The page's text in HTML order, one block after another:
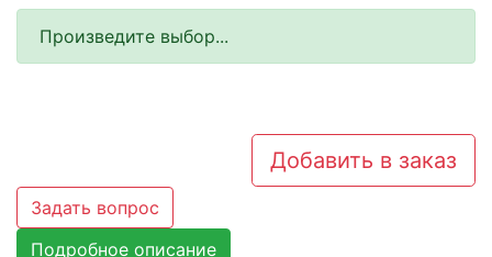
Произведите выбор...
Добавить в заказ
Задать вопрос
Подробное описание